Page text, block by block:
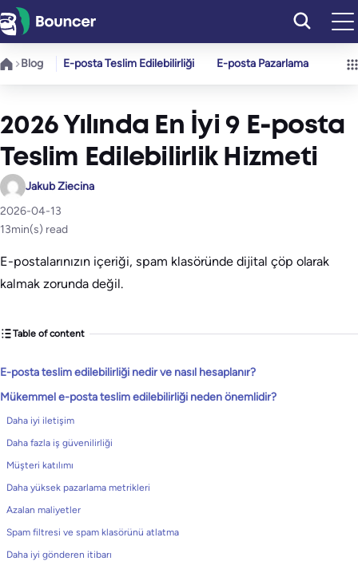
İçeriğe
geç
Blog E-posta Teslim Edilebilirliği E-posta Pazarlama
2026 Yılında En İyi 9 E-posta
Teslim Edilebilirlik Hizmeti
Jakub Ziecina
2026-04-13
13min(s) read
E-postalarınızın içeriği, spam klasöründe dijital çöp olarak
kalmak zorunda değil.
Table of content
E-posta teslim edilebilirliği nedir ve nasıl hesaplanır?
Mükemmel e-posta teslim edilebilirliği neden önemlidir?
Daha iyi iletişim
Daha fazla iş güvenilirliği
Müşteri katılımı
Daha yüksek pazarlama metrikleri
Azalan maliyetler
Spam filtresi ve spam klasörünü atlatma
Daha iyi gönderen itibarı